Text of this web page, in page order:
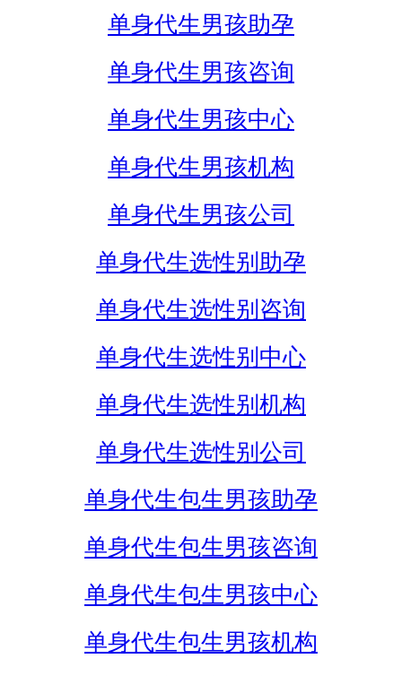
单身代生男孩助孕
单身代生男孩咨询
单身代生男孩中心
单身代生男孩机构
单身代生男孩公司
单身代生选性别助孕
单身代生选性别咨询
单身代生选性别中心
单身代生选性别机构
单身代生选性别公司
单身代生包生男孩助孕
单身代生包生男孩咨询
单身代生包生男孩中心
单身代生包生男孩机构